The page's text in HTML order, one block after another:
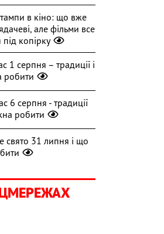
в кіно: що вже
але фільми все
копірку
1 серпня – традиції і
6 серпня - традиції
робити
свято 31 липня і що